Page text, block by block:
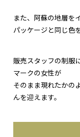
また、阿蘇の地層を
パッケージと同じ色
販売スタッフの制服
マークの女性が
そのまま現れたかの
んを迎えます。